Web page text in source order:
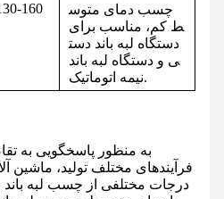
160
چسب دمای متوس
ط ​​​​کم، مناسب برای
دستگاه لبه باند دست
ی و دستگاه لبه باند
نیمه اتوماتیک.
فرآیندهای مختلف تولید، ماشین
درجات مختلفی از چسب لبه باند